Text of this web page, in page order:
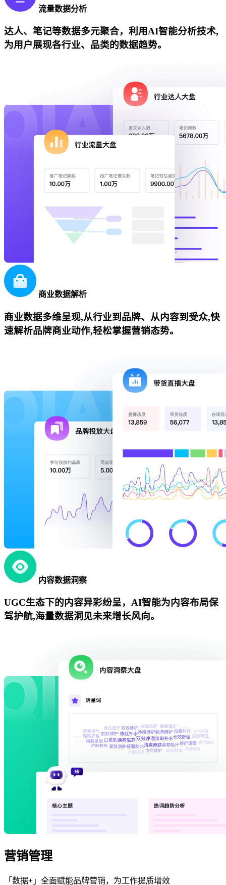
流量数据分析
达人、笔记等数据多元聚合，利用AI智能分析技术,
为用户展现各行业、品类的数据趋势。
商业数据解析
商业数据多维呈现,从行业到品牌、从内容到受众,快
速解析品牌商业动作,轻松掌握营销态势。
内容数据洞察
UGC生态下的内容异彩纷呈，AI智能为内容布局保
驾护航,海量数据洞见未来增长风向。
营销管理
「数据+」全面赋能品牌营销，为工作提质增效